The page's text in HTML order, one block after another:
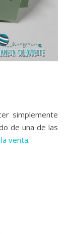
simplemente
de una de las
venta.